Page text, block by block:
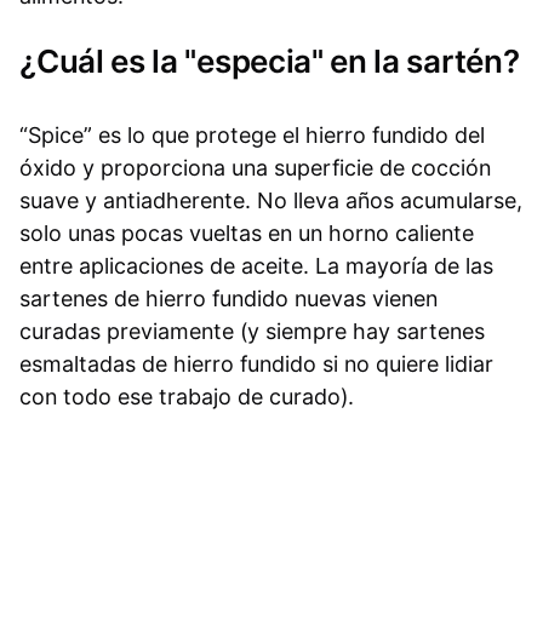
¿Cuál es la "especia" en la sartén?
“Spice” es lo que protege el hierro fundido del
óxido y proporciona una superficie de cocción
suave y antiadherente. No lleva años acumularse,
solo unas pocas vueltas en un horno caliente
entre aplicaciones de aceite. La mayoría de las
sartenes de hierro fundido nuevas vienen
curadas previamente (y siempre hay sartenes
esmaltadas de hierro fundido si no quiere lidiar
con todo ese trabajo de curado).